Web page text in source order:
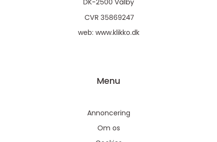
web: www.klikko.dk
Menu
Annoncering
Om os